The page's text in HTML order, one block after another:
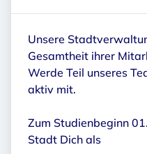
Unsere
Gesamtheit ihrer
Werde Teil unseres
aktiv mit.
Zum Studienbeginn
Stadt Dich als